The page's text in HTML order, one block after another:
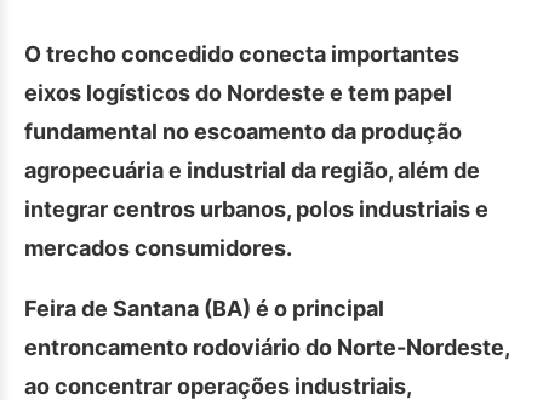
O trecho concedido conecta importantes
eixos logísticos do Nordeste e tem papel
fundamental no escoamento da produção
agropecuária e industrial da região, além de
integrar centros urbanos, polos industriais e
mercados consumidores.
Feira de Santana (BA) é o principal
entroncamento rodoviário do Norte-Nordeste,
ao concentrar operações industriais,